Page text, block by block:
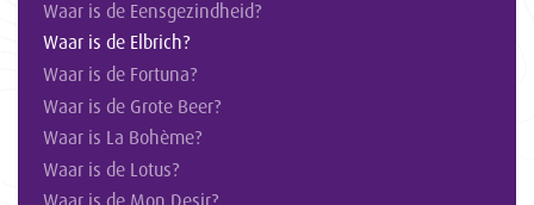
Waar is de Eensgezindheid?
Waar is de Elbrich?
Waar is de Fortuna?
Waar is de Grote Beer?
Waar is La Bohème?
Waar is de Lotus?